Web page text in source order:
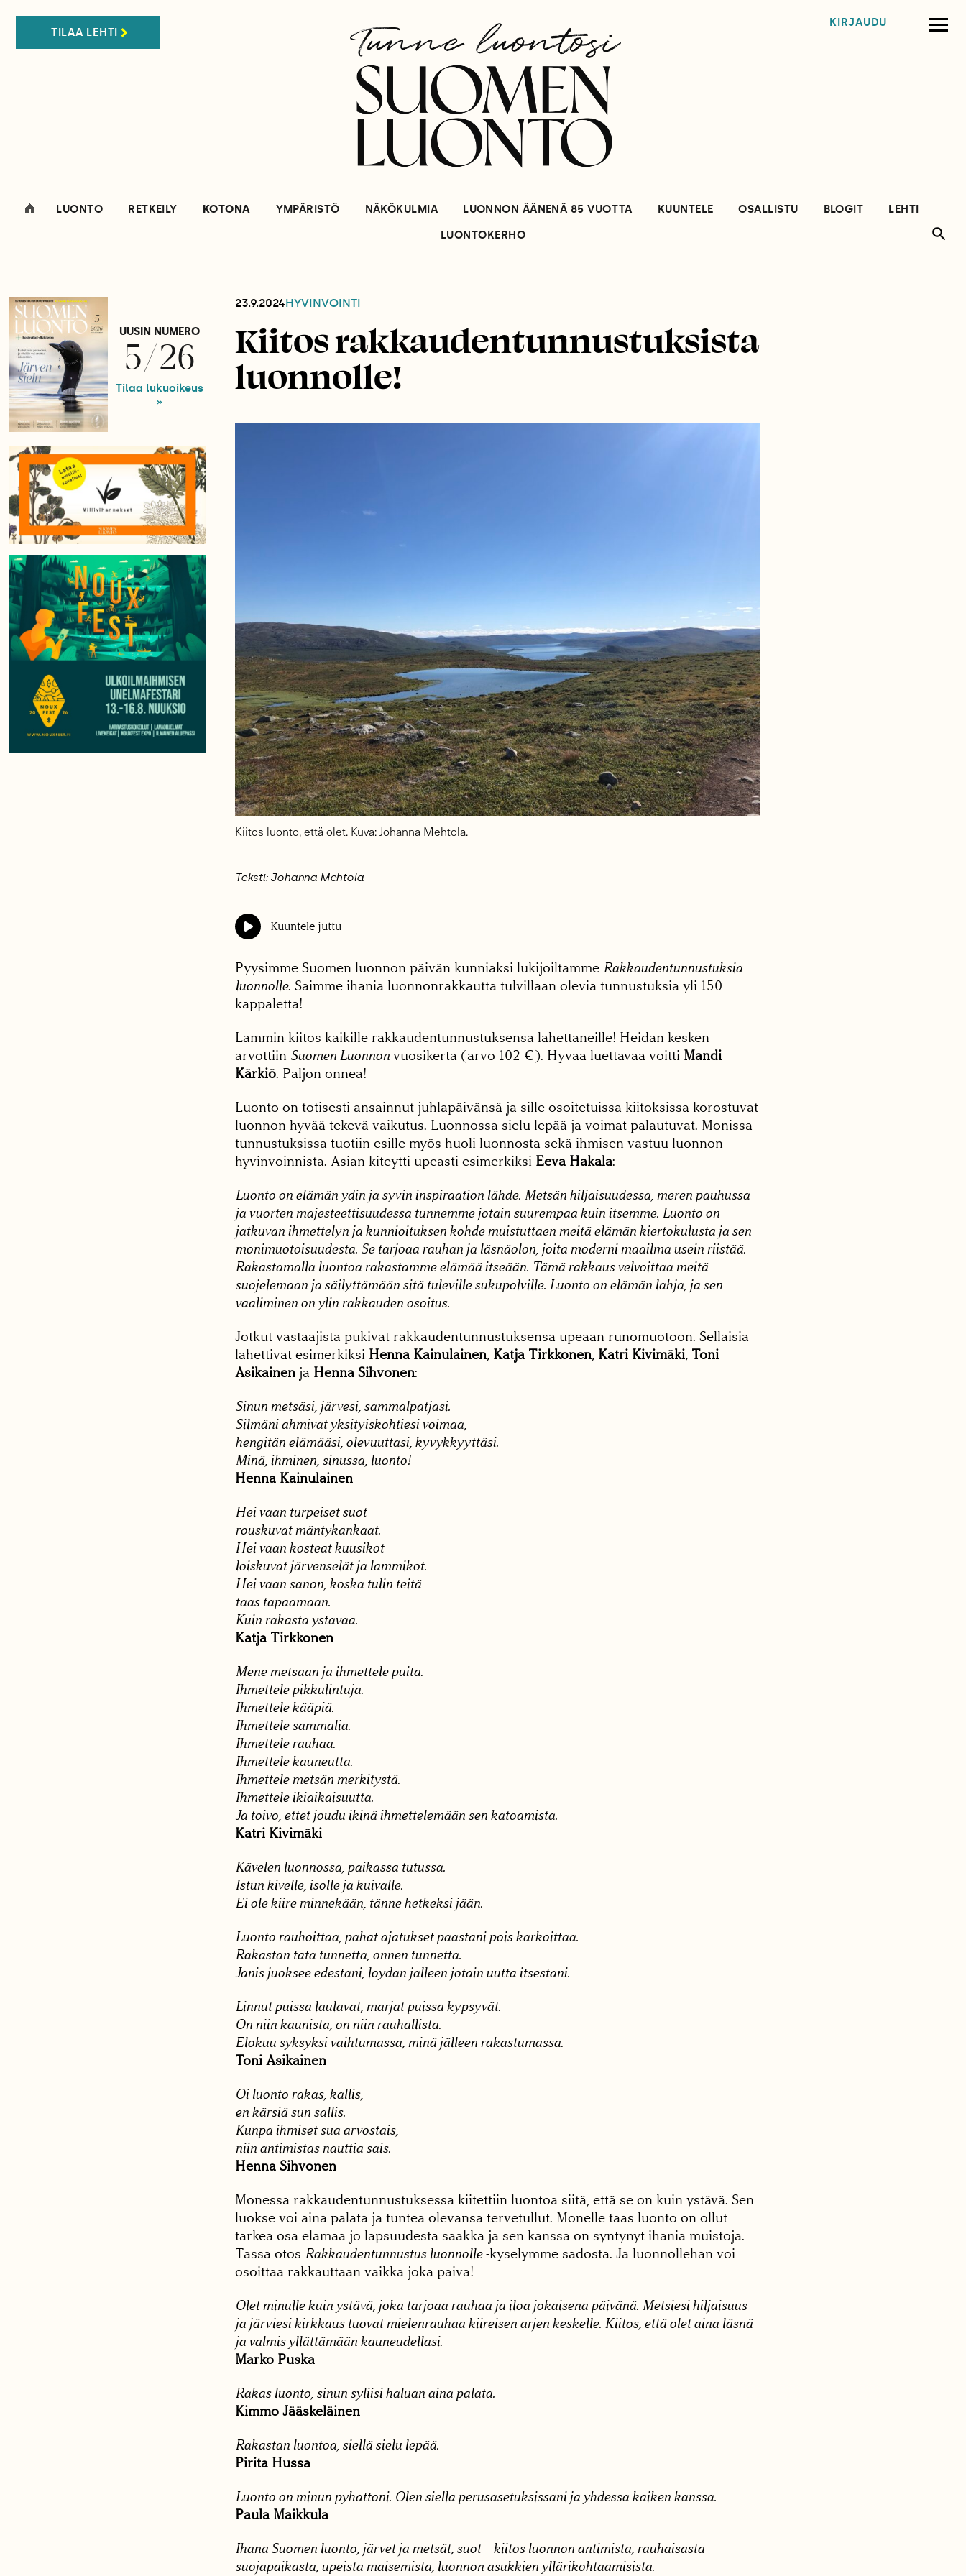
TILAA LEHTI
KIRJAUDU
LUONTO RETKEILY KOTONA YMPÄRISTÖ NÄKÖKULMIA LUONNON ÄÄNENÄ 85 VUOTTA KUUNTELE OSALLISTU BLOGIT
LEHTI
LUONTOKERHO
UUSIN NUMERO
5/26
Tilaa lukuoikeus
»
23.9.2024HYVINVOINTI
Kiitos rakkaudentunnustuksista
luonnolle!
Kiitos luonto, että olet. Kuva: Johanna Mehtola.
Teksti: Johanna Mehtola
Kuuntele juttu
Pyysimme Suomen luonnon päivän kunniaksi lukijoiltamme Rakkaudentunnustuksia
luonnolle. Saimme ihania luonnonrakkautta tulvillaan olevia tunnustuksia yli 150
kappaletta!
Lämmin kiitos kaikille rakkaudentunnustuksensa lähettäneille! Heidän kesken
arvottiin Suomen Luonnon vuosikerta (arvo 102 €). Hyvää luettavaa voitti Mandi
Kärkiö. Paljon onnea!
Luonto on totisesti ansainnut juhlapäivänsä ja sille osoitetuissa kiitoksissa korostuvat
luonnon hyvää tekevä vaikutus. Luonnossa sielu lepää ja voimat palautuvat. Monissa
tunnustuksissa tuotiin esille myös huoli luonnosta sekä ihmisen vastuu luonnon
hyvinvoinnista. Asian kiteytti upeasti esimerkiksi Eeva Hakala:
Luonto on elämän ydin ja syvin inspiraation lähde. Metsän hiljaisuudessa, meren pauhussa
ja vuorten majesteettisuudessa tunnemme jotain suurempaa kuin itsemme. Luonto on
jatkuvan ihmettelyn ja kunnioituksen kohde muistuttaen meitä elämän kiertokulusta ja sen
monimuotoisuudesta. Se tarjoaa rauhan ja läsnäolon, joita moderni maailma usein riistää.
Rakastamalla luontoa rakastamme elämää itseään. Tämä rakkaus velvoittaa meitä
suojelemaan ja säilyttämään sitä tuleville sukupolville. Luonto on elämän lahja, ja sen
vaaliminen on ylin rakkauden osoitus.
Jotkut vastaajista pukivat rakkaudentunnustuksensa upeaan runomuotoon. Sellaisia
lähettivät esimerkiksi Henna Kainulainen, Katja Tirkkonen, Katri Kivimäki, Toni
Asikainen ja Henna Sihvonen:
Sinun metsäsi, järvesi, sammalpatjasi.
Silmäni ahmivat yksityiskohtiesi voimaa,
hengitän elämääsi, olevuuttasi, kyvykkyyttäsi.
Minä, ihminen, sinussa, luonto!
Henna Kainulainen
Hei vaan turpeiset suot
rouskuvat mäntykankaat.
Hei vaan kosteat kuusikot
loiskuvat järvenselät ja lammikot.
Hei vaan sanon, koska tulin teitä
taas tapaamaan.
Kuin rakasta ystävää.
Katja Tirkkonen
Mene metsään ja ihmettele puita.
Ihmettele pikkulintuja.
Ihmettele kääpiä.
Ihmettele sammalia.
Ihmettele rauhaa.
Ihmettele kauneutta.
Ihmettele metsän merkitystä.
Ihmettele ikiaikaisuutta.
Ja toivo, ettet joudu ikinä ihmettelemään sen katoamista.
Katri Kivimäki
Kävelen luonnossa, paikassa tutussa.
Istun kivelle, isolle ja kuivalle.
Ei ole kiire minnekään, tänne hetkeksi jään.
Luonto rauhoittaa, pahat ajatukset päästäni pois karkoittaa.
Rakastan tätä tunnetta, onnen tunnetta.
Jänis juoksee edestäni, löydän jälleen jotain uutta itsestäni.
Linnut puissa laulavat, marjat puissa kypsyvät.
On niin kaunista, on niin rauhallista.
Elokuu syksyksi vaihtumassa, minä jälleen rakastumassa.
Toni Asikainen
Oi luonto rakas, kallis,
en kärsiä sun sallis.
Kunpa ihmiset sua arvostais,
niin antimistas nauttia sais.
Henna Sihvonen
Monessa rakkaudentunnustuksessa kiitettiin luontoa siitä, että se on kuin ystävä. Sen
luokse voi aina palata ja tuntea olevansa tervetullut. Monelle taas luonto on ollut
tärkeä osa elämää jo lapsuudesta saakka ja sen kanssa on syntynyt ihania muistoja.
Tässä otos Rakkaudentunnustus luonnolle-kyselymme sadosta. Ja luonnollehan voi
osoittaa rakkauttaan vaikka joka päivä!
Olet minulle kuin ystävä, joka tarjoaa rauhaa ja iloa jokaisena päivänä. Metsiesi hiljaisuus
ja järviesi kirkkaus tuovat mielenrauhaa kiireisen arjen keskelle. Kiitos, että olet aina läsnä
ja valmis yllättämään kauneudellasi.
Marko Puska
Rakas luonto, sinun syliisi haluan aina palata.
Kimmo Jääskeläinen
Rakastan luontoa, siellä sielu lepää.
Pirita Hussa
Luonto on minun pyhättöni. Olen siellä perusasetuksissani ja yhdessä kaiken kanssa.
Paula Maikkula
Ihana Suomen luonto, järvet ja metsät, suot – kiitos luonnon antimista, rauhaisasta
suojapaikasta, upeista maisemista, luonnon asukkien yllärikohtaamisista.